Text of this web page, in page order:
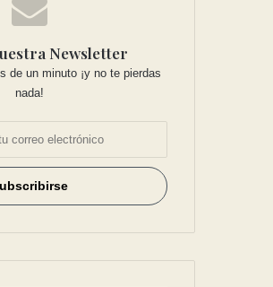
Newsletter
de un minuto ¡y no te pierdas
nada!